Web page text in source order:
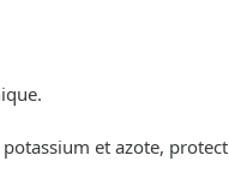
et azote,